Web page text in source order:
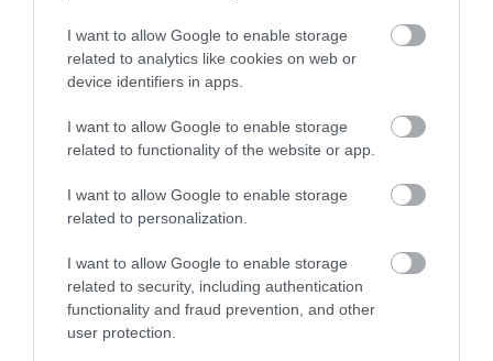
I want to allow Google to enable storage
related to analytics like cookies on web or
device identifiers in apps.
I want to allow Google to enable storage
related to functionality of the website or app.
I want to allow Google to enable storage
related to personalization.
I want to allow Google to enable storage
related to security, including authentication
functionality and fraud prevention, and other
user protection.